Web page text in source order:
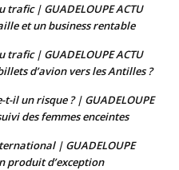
| GUADELOUPE ACTU
et un business rentable
| GUADELOUPE ACTU
d’avion vers les Antilles ?
il un risque ? | GUADELOUPE
des femmes enceintes
| GUADELOUPE
produit d’exception